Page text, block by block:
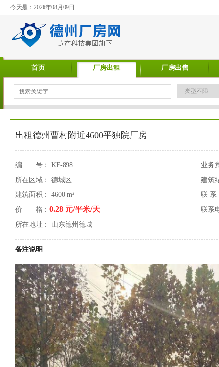
今天是：2026年08月09日
首页 厂房出租 厂房出售
出租德州曹村附近4600平独院厂房
编 号： KF-898
业务
所在区域： 德城区
建筑
建筑面积： 4600 m²
联 系
价 格： 0.28 元/平米/天
联系
所在地址： 山东德州德城
备注说明